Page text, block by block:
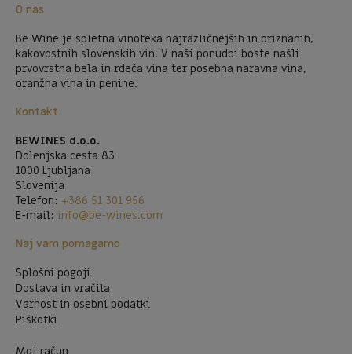
O nas
Be Wine je spletna vinoteka najrazličnejših in priznanih,
kakovostnih slovenskih vin. V naši ponudbi boste našli
prvovrstna bela in rdeča vina ter posebna naravna vina,
oranžna vina in penine.
Kontakt
BEWINES d.o.o.
Dolenjska cesta 83
1000 Ljubljana
Slovenija
Telefon: +386 51 301 956
E-mail: info@be-wines.com
Naj vam pomagamo
Splošni pogoji
Dostava in vračila
Varnost in osebni podatki
Piškotki
Moj račun